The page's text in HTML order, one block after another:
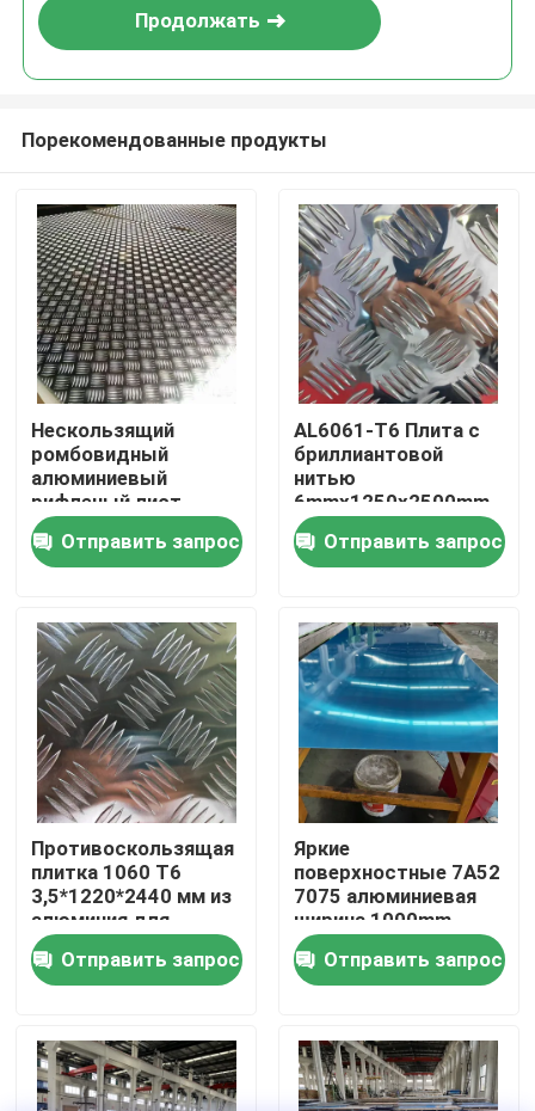
Домой
Продукты
Видеозаписи
О нас
экскурсия по заводу
Контроль качества
Свяжитесь с нами
Новости
Запросите цитату
Продолжать
Порекомендованные продукты
Нескользящий
ромбовидный
алюминиевый
рифленый лист
Отправить запрос
AL6061-T6 Плита с
бриллиантовой
нитью
6mmx1250x2500mm
Отправить запрос
Противоскользящая
плитка 1060 T6
3,5*1220*2440 мм из
алюминия для
прицепов грузовых
автомобилей
Отправить запрос
Яркие
поверхностные 7A52
7075 алюминиевая
ширина 1000mm
плиты T651 T351 T0
H112 H32
Отправить запрос